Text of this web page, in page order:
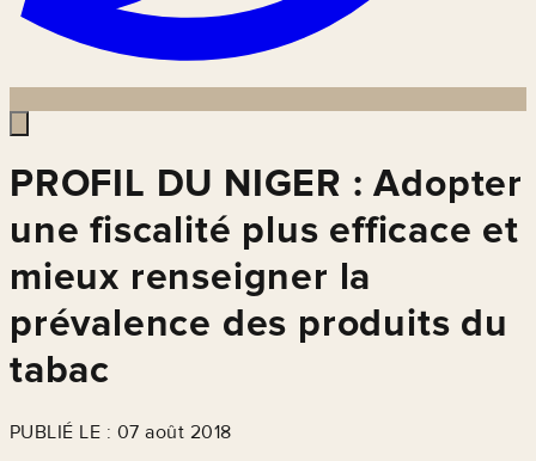
PROFIL DU NIGER : Adopter
une fiscalité plus efficace et
mieux renseigner la
prévalence des produits du
tabac
PUBLIÉ LE : 07 août 2018